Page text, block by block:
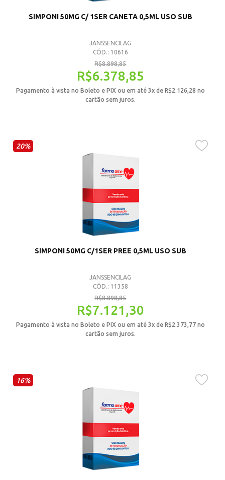
SIMPONI 50MG C/ 1SER CANETA 0,5ML USO SUB
JANSSENCILAG
CÓD.: 10616
R$8.898,85
R$6.378,85
Pagamento à vista no Boleto e PIX ou em até 3x de R$2.126,28 no
cartão sem juros.
20%
SIMPONI 50MG C/1SER PREE 0,5ML USO SUB
JANSSENCILAG
CÓD.: 11358
R$8.898,85
R$7.121,30
Pagamento à vista no Boleto e PIX ou em até 3x de R$2.373,77no
cartão sem juros.
16%